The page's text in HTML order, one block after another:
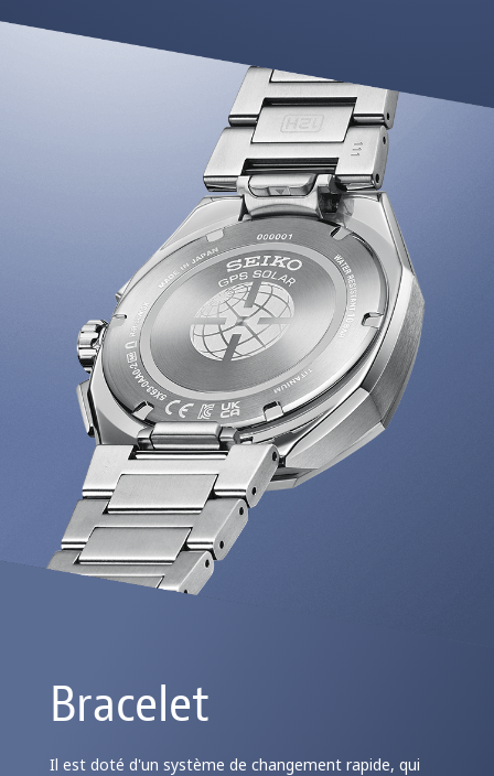
Bracelet
Il est doté d'un système de changement rapide, qui